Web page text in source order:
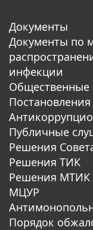
Документы
Документы по
инфекции
Общественные
Постановления
Публичные
Решения
Решения ТИК
Решения МТИК
МЦУР
Порядок